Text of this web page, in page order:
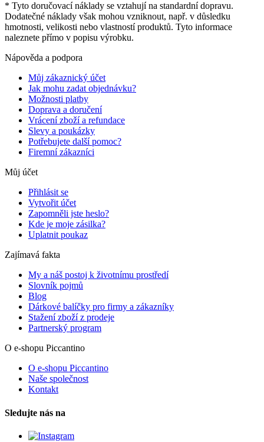
* Tyto doručovací náklady se vztahují na standardní dopravu.
Dodatečné náklady však mohou vzniknout, např. v důsledku
hmotnosti, velikosti nebo vlastností produktů. Tyto informace
naleznete přímo v popisu výrobku.
Nápověda a podpora
Můj zákaznický účet
Jak mohu zadat objednávku?
Možnosti platby
Doprava a doručení
Vrácení zboží a refundace
Slevy a poukázky
Potřebujete další pomoc?
Firemní zákazníci
Můj účet
Přihlásit se
Vytvořit účet
Zapomněli jste heslo?
Kde je moje zásilka?
Uplatnit poukaz
Zajímavá fakta
My a náš postoj k životnímu prostředí
Slovník pojmů
Blog
Dárkové balíčky pro firmy a zákazníky
Stažení zboží z prodeje
Partnerský program
O e-shopu Piccantino
O e-shopu Piccantino
Naše společnost
Kontakt
Sledujte nás na